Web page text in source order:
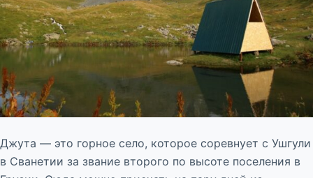
Джута — это горное село, которое соревнует с Ушгули
в Сванетии за звание второго по высоте поселения в